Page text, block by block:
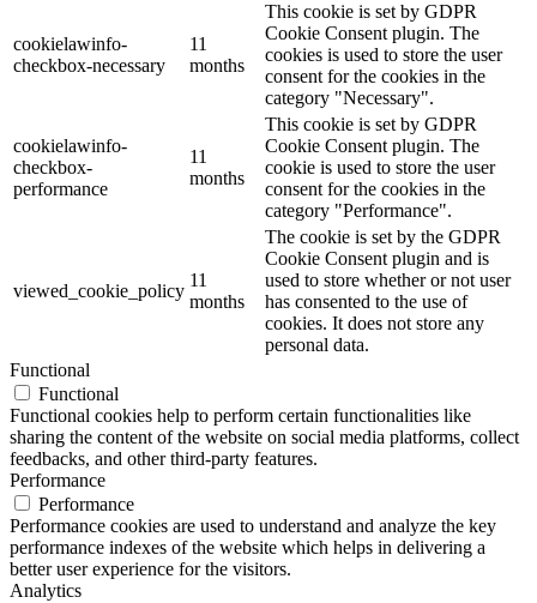
cookielawinfo-
checkbox-necessary
11
months
This cookie is set by GDPR
Cookie Consent plugin. The
cookies is used to store the user
consent for the cookies in the
category "Necessary".
cookielawinfo-
checkbox-
performance
11
months
This cookie is set by GDPR
Cookie Consent plugin. The
cookie is used to store the user
consent for the cookies in the
category "Performance".
viewed_cookie_policy
11
months
The cookie is set by the GDPR
Cookie Consent plugin and is
used to store whether or not user
has consented to the use of
cookies. It does not store any
personal data.
Functional
Functional
Functional cookies help to perform certain functionalities like
sharing the content of the website on social media platforms, collect
feedbacks, and other third-party features.
Performance
Performance
Performance cookies are used to understand and analyze the key
performance indexes of the website which helps in delivering a
better user experience for the visitors.
Analytics